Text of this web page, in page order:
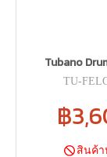
Tubano
TU-
฿
สินค้า